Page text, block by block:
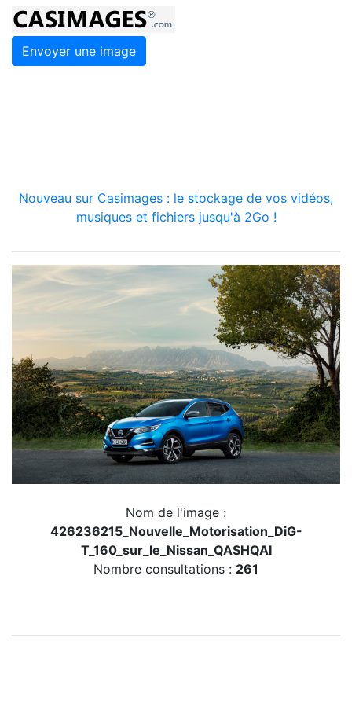
Envoyer une image
Nouveau sur Casimages : le stockage de vos vidéos,
musiques et fichiers jusqu'à 2Go !
Nom de l'image :
426236215_Nouvelle_Motorisation_DiG-
T_160_sur_le_Nissan_QASHQAI
Nombre consultations : 261